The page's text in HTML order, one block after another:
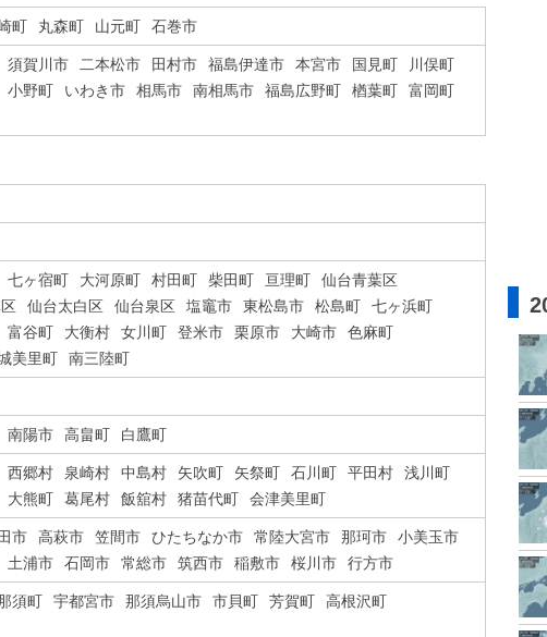
町 丸森町 山元町 石巻市
須賀川市 二本松市 田村市 福島伊達市 本宮市 国見町
川俣町
小野町 いわき市 相馬市 南相馬市 福島広野町 楢葉町
富岡町
七ヶ宿町 大河原町 村田町 柴田町 亘理町
仙台青葉区
仙台太白区 仙台泉区 塩竈市 東松島市 松島町
七ヶ浜町
富谷町 大衡村 女川町 登米市 栗原市 大崎市
色麻町
美里町 南三陸町
南陽市 高畠町 白鷹町
西郷村 泉崎村 中島村 矢吹町 矢祭町 石川町 平田村
浅川町
大熊町 葛尾村 飯舘村 猪苗代町 会津美里町
市 高萩市 笠間市 ひたちなか市 常陸大宮市 那珂市
小美玉市
土浦市 石岡市 常総市 筑西市 稲敷市 桜川市 行方市
須町 宇都宮市 那須烏山市 市貝町 芳賀町
高根沢町